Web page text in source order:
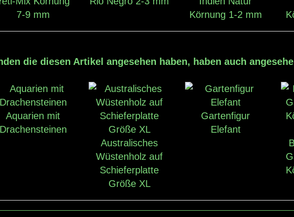
7-9 mm
Körnung 1-2 mm
die diesen Artikel angesehen haben, haben auch
Aquarien mit
Australisches
Wüstenholz auf
Schieferplatte
Größe XL
Gartenfigur
Elefant